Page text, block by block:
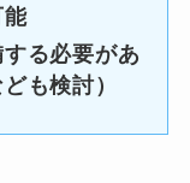
能
る必要があ
も検討）